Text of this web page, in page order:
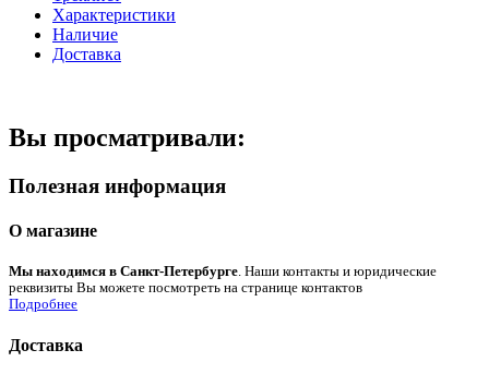
Характеристики
Наличие
Доставка
Вы просматривали:
Полезная информация
О магазине
Мы находимся в Санкт-Петербурге. Наши контакты и юридические
реквизиты Вы можете посмотреть на странице контактов
Подробнее
Доставка